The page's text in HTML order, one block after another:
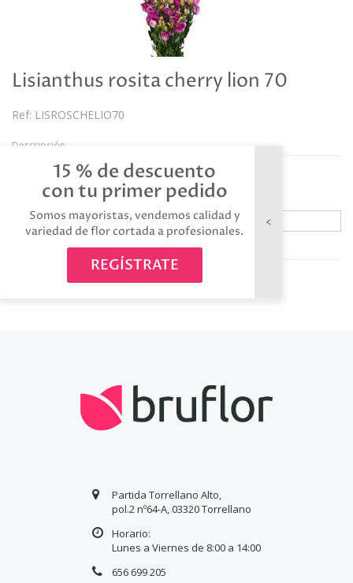
15 % de descuento
con tu primer pedido
Somos mayoristas, vendemos calidad y
variedad de flor cortada a profesionales.
REGÍSTRATE
Lisianthus rosita cherry lion 70
Ref: LISROSCHELIO70
Descripción
Referencia: LISROSCHELIO70
Avísame cuando esté disponible
Partida Torrellano Alto,
pol.2 nº64-A, 03320 Torrellano
Horario:
Lunes a Viernes de 8:00 a 14:00
656 699 205